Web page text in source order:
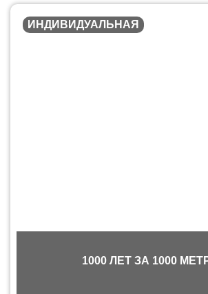
ИНДИВИДУАЛЬНАЯ
1000 ЛЕТ ЗА 1000